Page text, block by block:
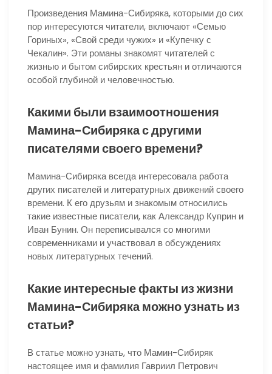
Произведения Мамина-Сибиряка, которыми до сих
пор интересуются читатели, включают «Семью
Гориных», «Свой среди чужих» и «Купечку с
Чекалин». Эти романы знакомят читателей с
жизнью и бытом сибирских крестьян и отличаются
особой глубиной и человечностью.
Какими были взаимоотношения
Мамина-Сибиряка с другими
писателями своего времени?
Мамина-Сибиряка всегда интересовала работа
других писателей и литературных движений своего
времени. К его друзьям и знакомым относились
такие известные писатели, как Александр Куприн и
Иван Бунин. Он переписывался со многими
современниками и участвовал в обсуждениях
новых литературных течений.
Какие интересные факты из жизни
Мамина-Сибиряка можно узнать из
статьи?
В статье можно узнать, что Мамин-Сибиряк
настоящее имя и фамилия Гавриил Петрович